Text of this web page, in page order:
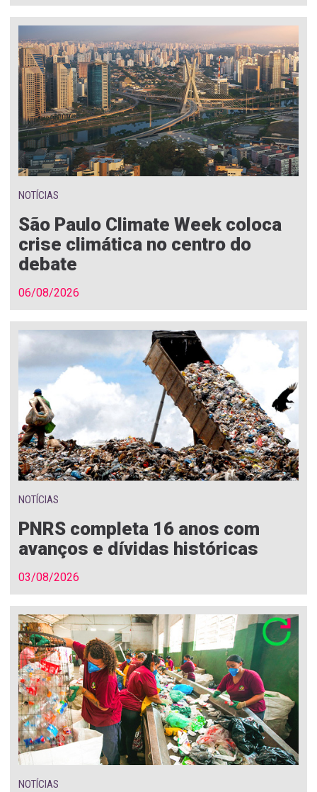
NOTÍCIAS
São Paulo Climate Week coloca
crise climática no centro do
debate
06/08/2026
NOTÍCIAS
PNRS completa 16 anos com
avanços e dívidas históricas
03/08/2026
NOTÍCIAS